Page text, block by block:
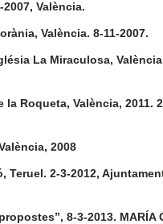
2007, València.
València. 8-11-2007.
La Miraculosa,
la Roqueta, València, 2011.
2008
Teruel. 2-3-2012,
8-3-2013. MARÍA